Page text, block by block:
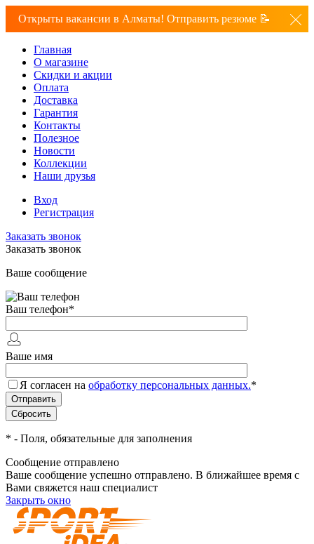
Открыты вакансии в Алматы! Отправить резюме 📝
Главная
О магазине
Скидки и акции
Оплата
Доставка
Гарантия
Контакты
Полезное
Новости
Коллекции
Наши друзья
Вход
Регистрация
Заказать звонок
Заказать звонок
Ваше сообщение
Ваш телефон*
Ваше имя
Я согласен на обработку персональных данных.*
* - Поля, обязательные для заполнения
Сообщение отправлено
Ваше сообщение успешно отправлено. В ближайшее время с
Вами свяжется наш специалист
Закрыть окно